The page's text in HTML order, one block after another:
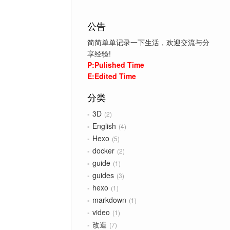
公告
简简单单记录一下生活，欢迎交流与分
享经验!
P:Pulished Time
E:Edited Time
分类
3D 2
English 4
Hexo 5
docker 2
guide 1
guides 3
hexo 1
markdown 1
video 1
改造 7